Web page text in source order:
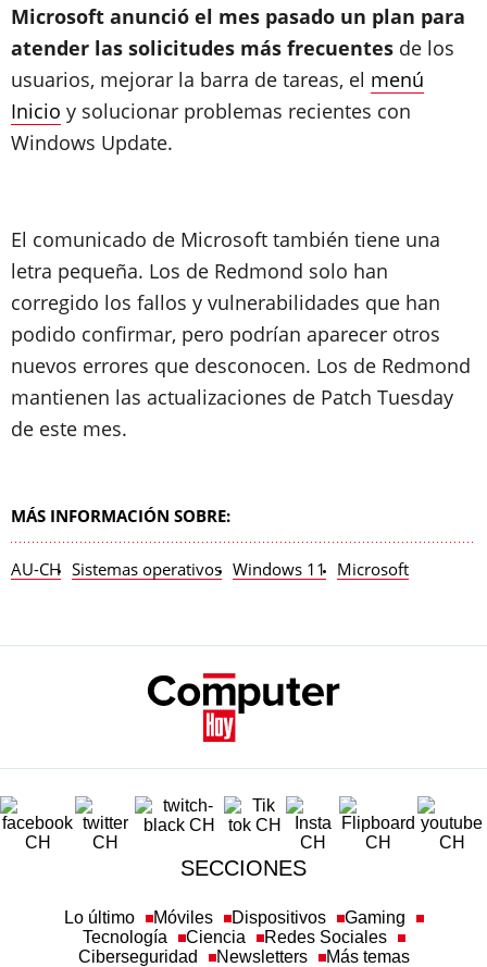
Microsoft anunció el mes pasado un plan para
atender las solicitudes más frecuentes de los
usuarios, mejorar la barra de tareas, el menú
Inicio y solucionar problemas recientes con
Windows Update.
El comunicado de Microsoft también tiene una
letra pequeña. Los de Redmond solo han
corregido los fallos y vulnerabilidades que han
podido confirmar, pero podrían aparecer otros
nuevos errores que desconocen. Los de Redmond
mantienen las actualizaciones de Patch Tuesday
de este mes.
MÁS INFORMACIÓN SOBRE:
AU-CH Sistemas operativos Windows 11 Microsoft
SECCIONES
Lo último Móviles Dispositivos
Gaming
Tecnología
Ciencia
Redes Sociales
Ciberseguridad
Newsletters Más temas